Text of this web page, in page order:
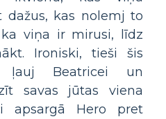
dažus, kas nolemj to
viņa ir mirusi, līdz
Ironiski, tieši šis
ļauj Beatricei un
savas jūtas viena
Hero pret